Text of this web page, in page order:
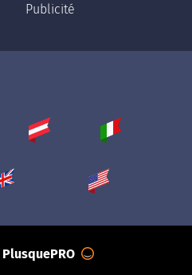
Publicité
PlusquePRO